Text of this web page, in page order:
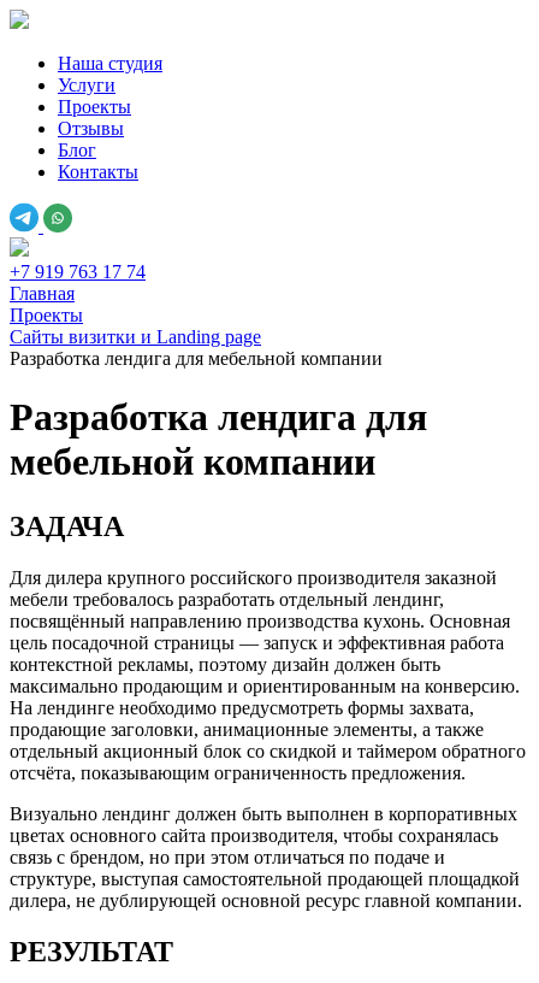
Наша студия
Услуги
Проекты
Отзывы
Блог
Контакты
+7 919 763 17 74
Главная
Проекты
Сайты визитки и Landing page
Разработка лендига для мебельной компании
Разработка лендига для
мебельной компании
ЗАДАЧА
Для дилера крупного российского производителя заказной
мебели требовалось разработать отдельный лендинг,
посвящённый направлению производства кухонь. Основная
цель посадочной страницы — запуск и эффективная работа
контекстной рекламы, поэтому дизайн должен быть
максимально продающим и ориентированным на конверсию.
На лендинге необходимо предусмотреть формы захвата,
продающие заголовки, анимационные элементы, а также
отдельный акционный блок со скидкой и таймером обратного
отсчёта, показывающим ограниченность предложения.
Визуально лендинг должен быть выполнен в корпоративных
цветах основного сайта производителя, чтобы сохранялась
связь с брендом, но при этом отличаться по подаче и
структуре, выступая самостоятельной продающей площадкой
дилера, не дублирующей основной ресурс главной компании.
РЕЗУЛЬТАТ